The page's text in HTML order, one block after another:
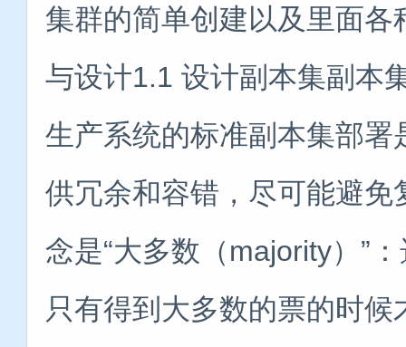
集群的简单创建以及里面
与设计1.1 设计副本集副本
生产系统的标准副本集部
供冗余和容错，尽可能避
念是“大多数（majority）”
只有得到大多数的票的时